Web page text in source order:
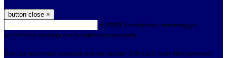
button close ×
E-mail Verrà inviato un messaggio
all'indirizzo indicato con le istruzioni necessarie.
Non hai una e-mail associata al nome utente? Effettua il reset della password